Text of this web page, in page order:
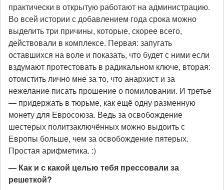
практически в открытую работают на администрацию.
Во всей истории с добавлением года срока можно
выделить три причины, которые, скорее всего,
действовали в комплексе. Первая: запугать
оставшихся на воле и показать, что будет с ними если
вздумают протестовать в радикальном ключе, вторая:
отомстить лично мне за то, что анархист и за
нежелание писать прошение о помиловании. И третье
— придержать в тюрьме, как ещё одну разменную
монету для Евросоюза. Ведь за освобождение
шестерых политзаключённых можно выдоить с
Европы больше, чем за освобождение пятерых.
Простая арифметика. :)
— Как и с какой целью тебя прессовали за
решеткой?